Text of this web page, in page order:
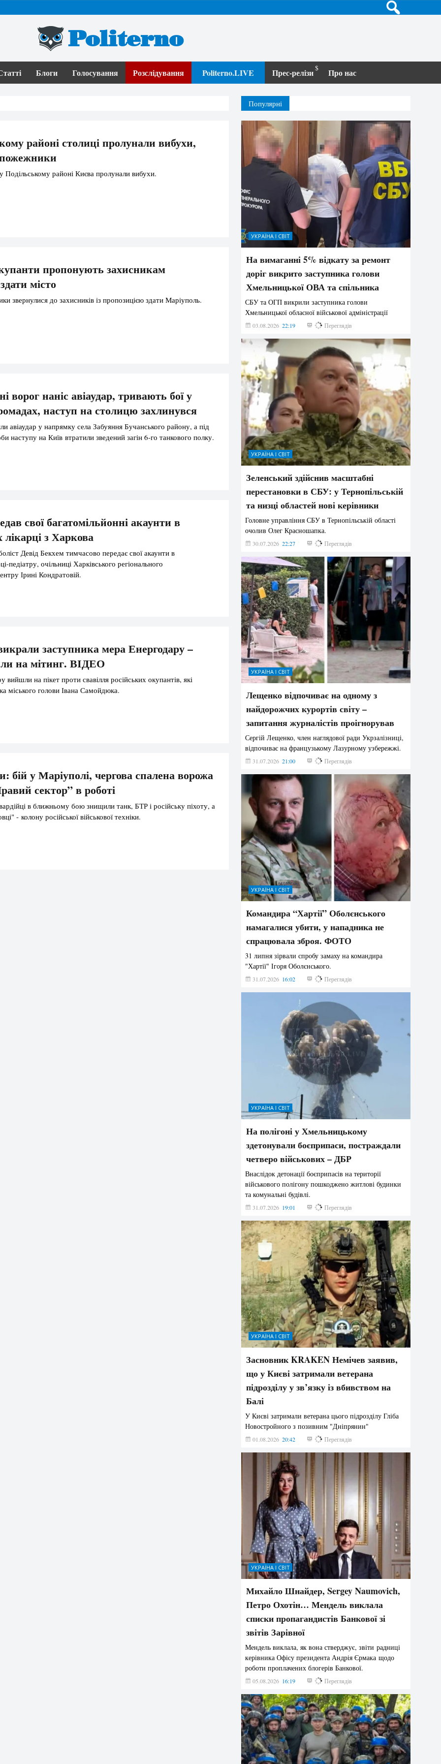
Politerno
Блоги Голосування Розслідування Politerno.LIVE Прес-релізи Про нас
районі столиці пролунали вибухи,
Подільському районі Києва пролунали вибухи.
пропонують захисникам
місто
звернулися до захисників із пропозицією здати Маріуполь.
ворог наніс авіаудар, тривають бої у
наступ на столицю захлинувся
авіаудар у напрямку села Забуяння Бучанського району, а під
наступу на Київ втратили зведений загін 6-го танкового полку.
свої багатомільйонні акаунти в
з Харкова
Девід Бекхем тимчасово передає свої акаунти в
педіатру, очільниці Харківського регіонального
Ірині Кондратовій.
заступника мера Енергодару –
на мітинг. ВІДЕО
вийшли на пікет проти свавілля російських окупантів, які
міського голови Івана Самойдюка.
бій у Маріуполі, чергова спалена ворожа
сектор” в роботі
в ближньому бою знищили танк, БТР і російську піхоту, а
- колону російської військової техніки.
Популярні
УКРАЇНА І СВІТ
На вимаганні 5% відкату за ремонт
доріг викрито заступника голови
Хмельницької ОВА та спільника
СБУ та ОГП викрили заступника голови
Хмельницької обласної військової адміністрації
03.08.2026 22:19 831 Переглядів
УКРАЇНА І СВІТ
Зеленський здійснив масштабні
перестановки в СБУ: у Тернопільській
та низці областей нові керівники
Головне управління СБУ в Тернопільській області
очолив Олег Красношапка.
30.07.2026 22:27 621 Переглядів
УКРАЇНА І СВІТ
Лещенко відпочиває на одному з
найдорожчих курортів світу –
запитання журналістів проігнорував
Сергій Лещенко, член наглядової ради Укрзалізниці,
відпочиває на французькому Лазурному узбережжі.
31.07.2026 21:00 199 Переглядів
УКРАЇНА І СВІТ
Командира “Хартії” Оболєнського
намагалися убити, у нападника не
спрацювала зброя. ФОТО
31 липня зірвали спробу замаху на командира
"Хартії" Ігоря Оболєнського.
31.07.2026 16:02 179 Переглядів
УКРАЇНА І СВІТ
На полігоні у Хмельницькому
здетонували боєприпаси, постраждали
четверо військових – ДБР
Внаслідок детонації боєприпасів на території
військового полігону пошкоджено житлові будинки
та комунальні будівлі.
31.07.2026 19:01 176 Переглядів
УКРАЇНА І СВІТ
Засновник KRAKEN Немічев заявив,
що у Києві затримали ветерана
підрозділу у зв’язку із вбивством на
Балі
У Києві затримали ветерана цього підрозділу Гліба
Новостройного з позивним "Дніпрянин"
01.08.2026 20:42 167 Переглядів
УКРАЇНА І СВІТ
Михайло Шнайдер, Sergey Naumovich,
Петро Охотін… Мендель виклала
списки пропагандистів Банкової зі
звітів Зарівної
Мендель виклала, як вона стверджує, звіти радниці
керівника Офісу президента Андрія Єрмака щодо
роботи проплачених блогерів Банкової.
05.08.2026 16:19 150 Переглядів